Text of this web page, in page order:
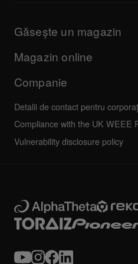
FAQs
Forum comunitate
Service, reparații, garanție
Companie
Altele
Găsește un magazin
Magazin online
Companie
Detalii de contact pentru
Compliance with the UK WEEE
Vulnerability disclosure policy